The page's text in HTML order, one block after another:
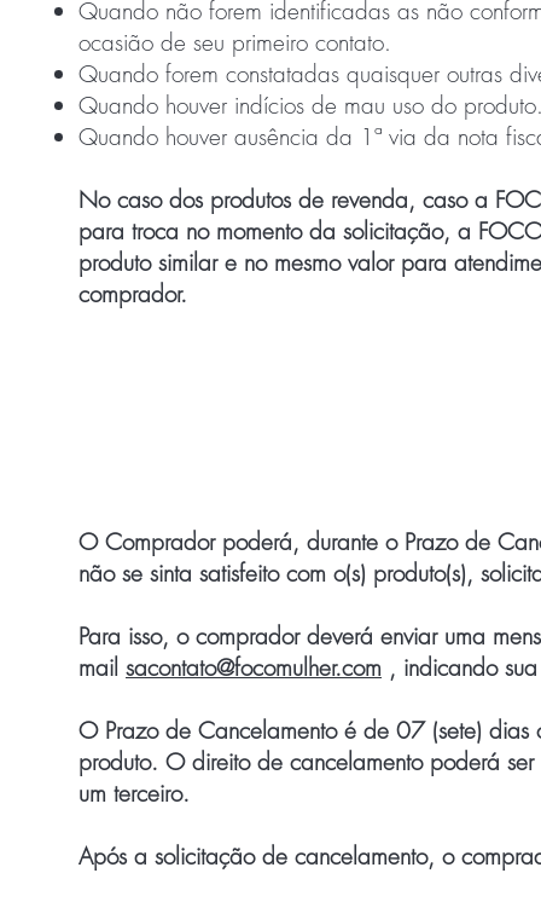
Quando não forem identificadas as não
ocasião de seu primeiro contato.
Quando forem constatadas quaisquer outras
Quando houver indícios de mau uso do
Quando houver ausência da 1ª via da nota
No caso dos produtos de revenda, caso a
para troca no momento da solicitação, a
produto similar e no mesmo valor para
comprador.
O Comprador poderá, durante o Prazo de
não se sinta satisfeito com o(s) produto(s),
Para isso, o comprador deverá enviar uma
mail sacontato@focomulher.com , indicando
O Prazo de Cancelamento é de 07 (sete)
produto. O direito de cancelamento poderá
um terceiro.
Após a solicitação de cancelamento, o